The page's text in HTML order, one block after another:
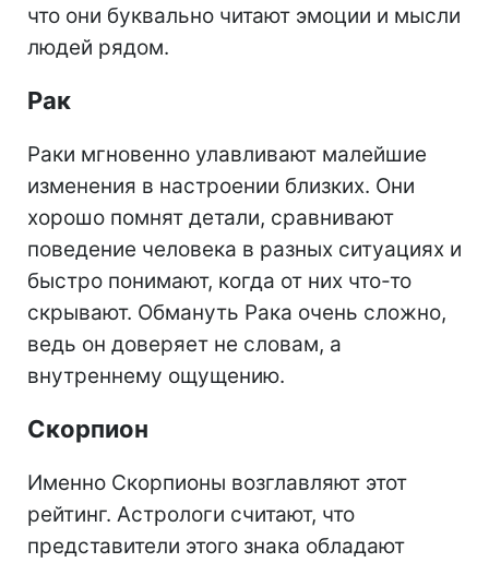
что они буквально читают эмоции и мысли
людей рядом.
Рак
Раки мгновенно улавливают малейшие
изменения в настроении близких. Они
хорошо помнят детали, сравнивают
поведение человека в разных ситуациях и
быстро понимают, когда от них что-то
скрывают. Обмануть Рака очень сложно,
ведь он доверяет не словам, а
внутреннему ощущению.
Скорпион
Именно Скорпионы возглавляют этот
рейтинг. Астрологи считают, что
представители этого знака обладают